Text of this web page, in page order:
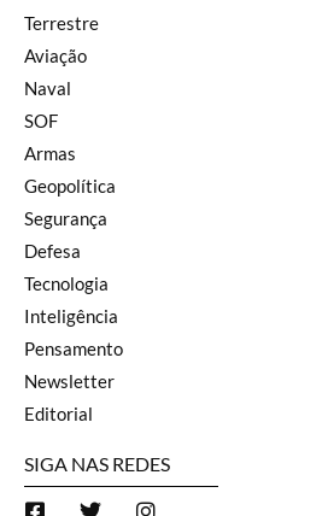
Terrestre
Aviação
Naval
SOF
Armas
Geopolítica
Segurança
Defesa
Tecnologia
Inteligência
Pensamento
Newsletter
Editorial
SIGA NAS REDES